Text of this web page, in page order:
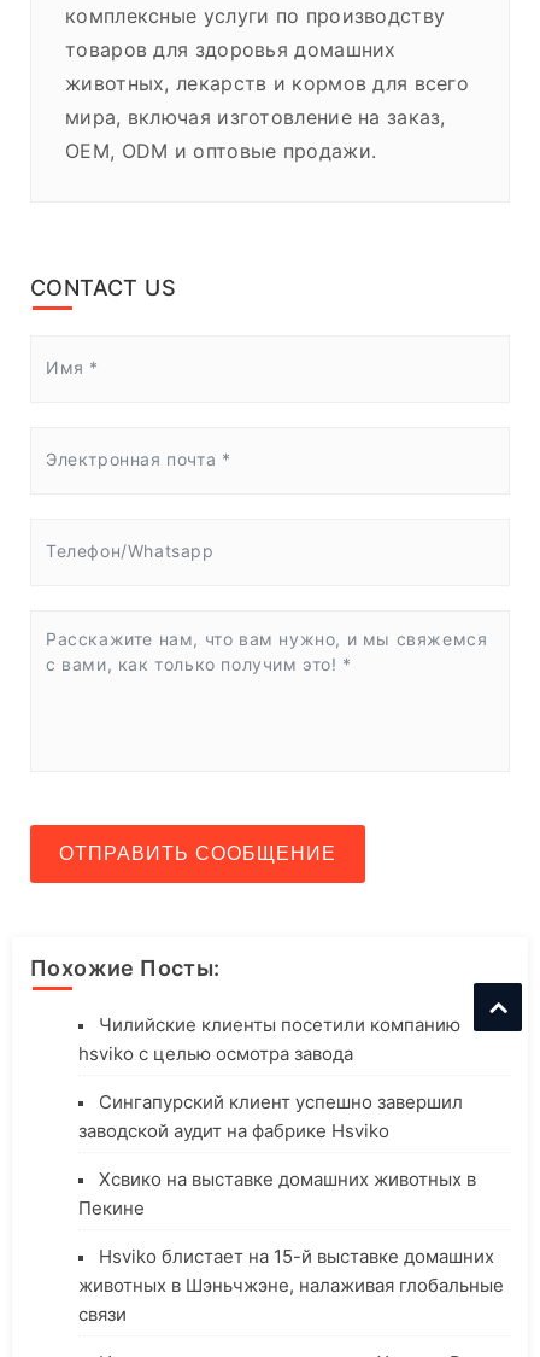
комплексные услуги по производству
товаров для здоровья домашних
животных, лекарств и кормов для всего
мира, включая изготовление на заказ,
OEM, ODM и оптовые продажи.
CONTACT US
ОТПРАВИТЬ СООБЩЕНИЕ
Похожие Посты:
Чилийские клиенты посетили компанию
hsviko с целью осмотра завода
Сингапурский клиент успешно завершил
заводской аудит на фабрике Hsviko
Хсвико на выставке домашних животных в
Пекине
Hsviko блистает на 15-й выставке домашних
животных в Шэньчжэне, налаживая глобальные
связи